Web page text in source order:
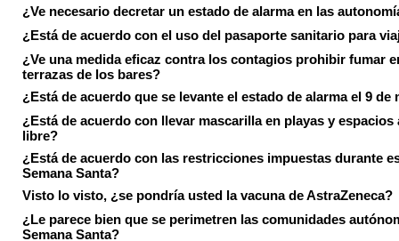
¿Ve necesario decretar un estado de alarma en las
¿Está de acuerdo con el uso del pasaporte sanitario para
¿Ve una medida eficaz contra los contagios prohibir fumar
terrazas de los bares?
¿Está de acuerdo que se levante el estado de alarma el 9 de
¿Está de acuerdo con llevar mascarilla en playas y espacios
libre?
¿Está de acuerdo con las restricciones impuestas durante
Semana Santa?
Visto lo visto, ¿se pondría usted la vacuna de AstraZeneca?
¿Le parece bien que se perimetren las comunidades
Semana Santa?